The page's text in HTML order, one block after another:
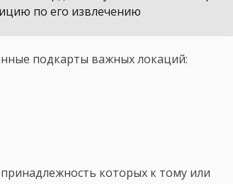
по его извлечению
подкарты важных локаций:
которых к тому или